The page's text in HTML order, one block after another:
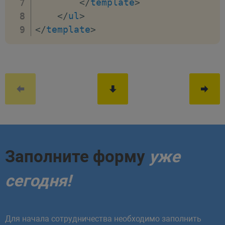
</ul>
</template>
Заполните форму уже
сегодня!
Для начала сотрудничества необходимо заполнить